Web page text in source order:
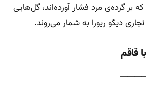
بر گرده‌ی مرد فشار آورده‌اند، گل‌هایی
دیگو ریورا به شمار می‌روند.